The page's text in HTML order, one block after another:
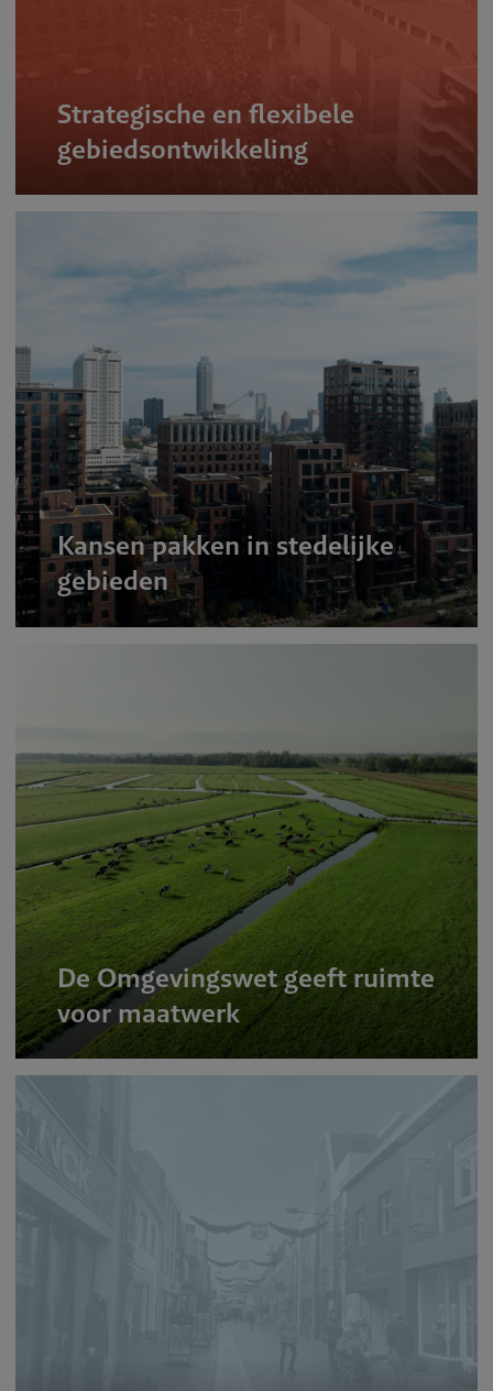
Strategische en flexibele
gebiedsontwikkeling
Kansen pakken in stedelijke
gebieden
De Omgevingswet geeft ruimte
voor maatwerk